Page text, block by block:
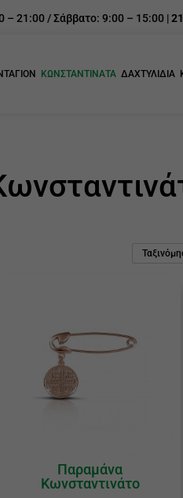
21:00 / Σάββατο: 9:00 – 15:00 |
ΚΩΝΣΤΑΝΤΙΝΑΤΑ ΔΑΧΤΥΛΙΔΙΑ
Παραμάνα
Κωνσταντινάτο